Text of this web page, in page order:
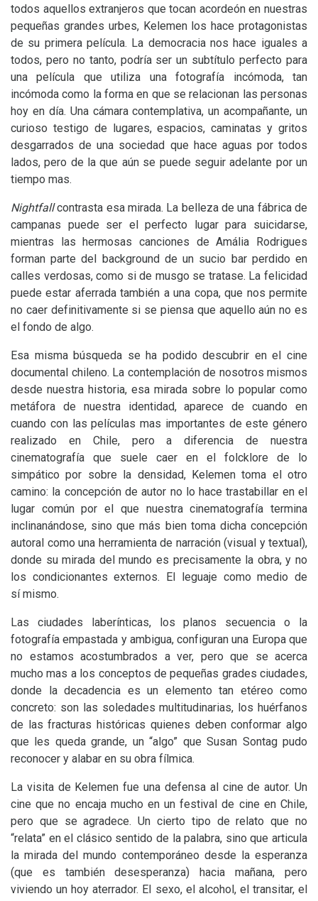
todos aquellos extranjeros que tocan acordeón en nuestras
pequeñas grandes urbes, Kelemen los hace protagonistas
de su primera película. La democracia nos hace iguales a
todos, pero no tanto, podría ser un subtítulo perfecto para
una película que utiliza una fotografía incómoda, tan
incómoda como la forma en que se relacionan las personas
hoy en día. Una cámara contemplativa, un acompañante, un
curioso testigo de lugares, espacios, caminatas y gritos
desgarrados de una sociedad que hace aguas por todos
lados, pero de la que aún se puede seguir adelante por un
tiempo mas.
Nightfallcontrasta esa mirada. La belleza de una fábrica de
campanas puede ser el perfecto lugar para suicidarse,
mientras las hermosas canciones de Amália Rodrigues
forman parte del background de un sucio bar perdido en
calles verdosas, como si de musgo se tratase. La felicidad
puede estar aferrada también a una copa, que nos permite
no caer definitivamente si se piensa que aquello aún no es
el fondo de algo.
Esa misma búsqueda se ha podido descubrir en el cine
documental chileno. La contemplación de nosotros mismos
desde nuestra historia, esa mirada sobre lo popular como
metáfora de nuestra identidad, aparece de cuando en
cuando con las películas mas importantes de este género
realizado en Chile, pero a diferencia de nuestra
cinematografía que suele caer en el folcklore de lo
simpático por sobre la densidad, Kelemen toma el otro
camino: la concepción de autor no lo hace trastabillar en el
lugar común por el que nuestra cinematografía termina
inclinanándose, sino que más bien toma dicha concepción
autoral como una herramienta de narración (visual y textual),
donde su mirada del mundo es precisamente la obra, y no
los condicionantes externos. El leguaje como medio de
sí mismo.
Las ciudades laberínticas, los planos secuencia o la
fotografía empastada y ambigua, configuran una Europa que
no estamos acostumbrados a ver, pero que se acerca
mucho mas a los conceptos de pequeñas grades ciudades,
donde la decadencia es un elemento tan etéreo como
concreto: son las soledades multitudinarias, los huérfanos
de las fracturas históricas quienes deben conformar algo
que les queda grande, un “algo” que Susan Sontag pudo
reconocer y alabar en su obra fílmica.
La visita de Kelemen fue una defensa al cine de autor. Un
cine que no encaja mucho en un festival de cine en Chile,
pero que se agradece. Un cierto tipo de relato que no
“relata” en el clásico sentido de la palabra, sino que articula
la mirada del mundo contemporáneo desde la esperanza
(que es también desesperanza) hacia mañana, pero
viviendo un hoy aterrador. El sexo, el alcohol, el transitar, el